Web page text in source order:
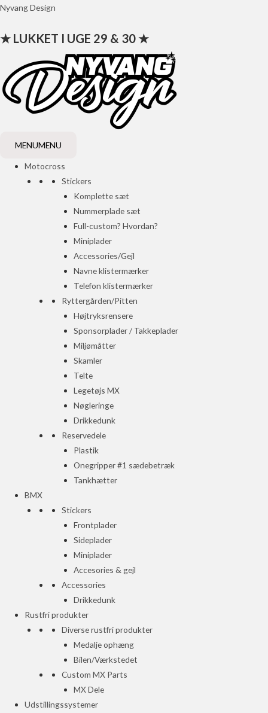
Gå
indholdet
Nyvang Design
★ LUKKET I UGE 29 & 30 ★
MENUMENU
Motocross
Stickers
Komplette sæt
Nummerplade sæt
Full-custom? Hvordan?
Miniplader
Accessories/Gejl
Navne klistermærker
Telefon klistermærker
Ryttergården/Pitten
Højtryksrensere
Sponsorplader / Takkeplader
Miljømåtter
Skamler
Telte
Legetøjs MX
Nøgleringe
Drikkedunk
Reservedele
Plastik
Onegripper #1 sædebetræk
Tankhætter
BMX
Stickers
Frontplader
Sideplader
Miniplader
Accesories & gejl
Accessories
Drikkedunk
Rustfri produkter
Diverse rustfri produkter
Medalje ophæng
Bilen/Værkstedet
Custom MX Parts
MX Dele
Udstillingssystemer